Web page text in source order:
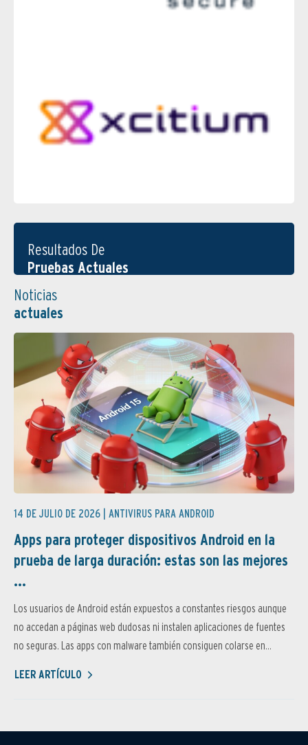
Resultados De
Pruebas Actuales
Noticias
actuales
14 DE JULIO DE 2026 | ANTIVIRUS PARA ANDROID
Apps para proteger dispositivos Android en la
prueba de larga duración: estas son las mejores
...
Los usuarios de Android están expuestos a constantes riesgos aunque
no accedan a páginas web dudosas ni instalen aplicaciones de fuentes
no seguras. Las apps con malware también consiguen colarse en...
LEER ARTÍCULO